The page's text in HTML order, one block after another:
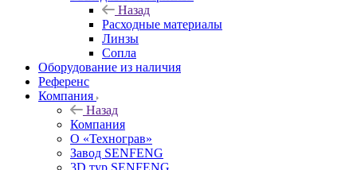
Назад
Расходные материалы
Линзы
Сопла
Оборудование из наличия
Референс
Компания
Назад
Компания
О «Технограв»
Завод SENFENG
3D тур SENFENG